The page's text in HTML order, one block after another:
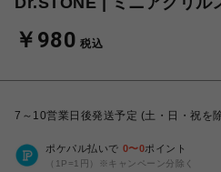
￥980 税込
7～10営業日後発送予定 (土・日・祝を
ポケパル払いで 0〜0ポイント
（1P=1円）※キャンペーン分除く